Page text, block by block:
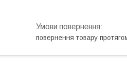
повернення товару